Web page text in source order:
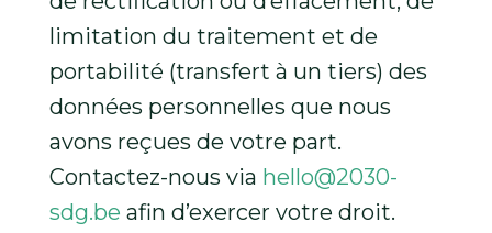
limitation du traitement et de
portabilité (transfert à un tiers) des
données personnelles que nous
avons reçues de votre part.
Contactez-nous via hello@2030-
sdg.be afin d’exercer votre droit.